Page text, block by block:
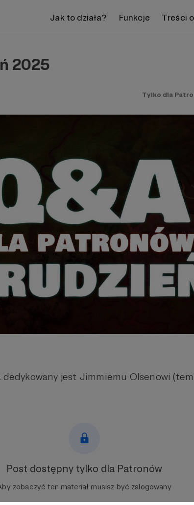
Jak to działa? Funkcje Treści
2025
Tylko dla
dedykowany jest Jimmiemu Olsenowi
Post dostępny tylko dla Patronów
zobaczyć ten materiał musisz być zalogowany